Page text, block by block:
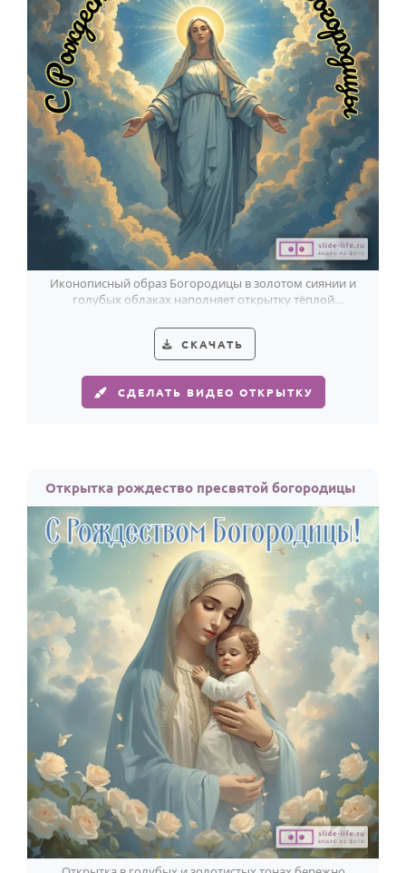
Иконописный образ Богородицы в золотом сиянии и
голубых облаках наполняет открытку тёплой
СКАЧАТЬ
СДЕЛАТЬ ВИДЕО ОТКРЫТКУ
Открытка рождество пресвятой богородицы